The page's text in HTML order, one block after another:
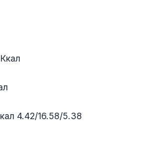
4.42/16.58/5.38